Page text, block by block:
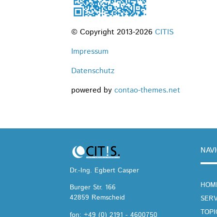
© Copyright 2013-2026 CITIS
Impressum
Datenschutz
powered by contao-themes.net
Dr.-Ing. Egbert Casper
Burger Str. 166
42859 Remscheid
fon: +49 (0) 2191 - 4600750